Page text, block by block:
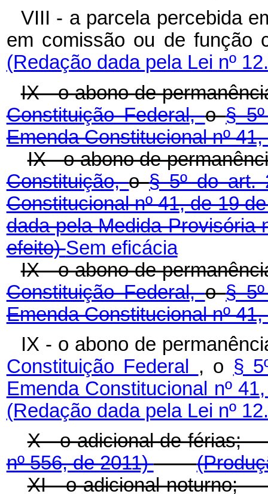
VIII - a parcela percebida
em comissão ou de
(Redação dada pela Lei nº
IX - o abono de
Constituição Federal,o§
Emenda Constitucional nº
IX - o abono de
Constituição,o§ 5º do art.
Constitucional nº 41, de 19
dada pela Medida Provisória
efeito)Sem eficácia
IX - o abono de
Constituição Federal,o§
Emenda Constitucional nº
IX - o abono de
Constituição Federal , o §
Emenda Constitucional nº
(Redação dada pela Lei nº
X - o adicional de
nº 556, de 2011)
XI - o adicional